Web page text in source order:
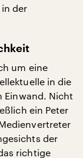
der
um eine
in die
Einwand. Nicht
ein Peter
der
richtige